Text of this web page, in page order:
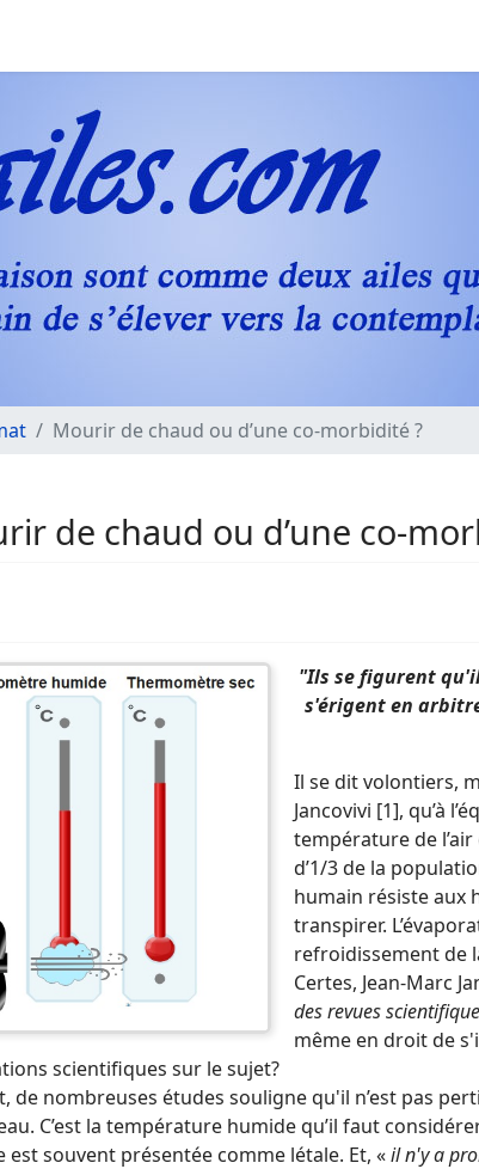
Mourir de chaud ou d’une co-morbidité ?
de chaud ou d’une co-
"Ils se figurent
s'érigent en
Il se dit volontiers,
Jancovivi [1], qu’à
température de
d’1/3 de la
humain résiste aux
transpirer.
refroidissement de
Certes, Jean-Marc
des revues
même en droit de
scientifiques sur le sujet?
de nombreuses études souligne qu'il n’est pas
C’est la température humide qu’il faut
est souvent présentée comme létale. Et, «il n'y a